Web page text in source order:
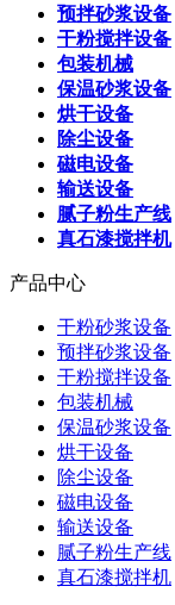
预拌砂浆设备
干粉搅拌设备
包装机械
保温砂浆设备
烘干设备
除尘设备
磁电设备
输送设备
腻子粉生产线
真石漆搅拌机
产品中心
干粉砂浆设备
预拌砂浆设备
干粉搅拌设备
包装机械
保温砂浆设备
烘干设备
除尘设备
磁电设备
输送设备
腻子粉生产线
真石漆搅拌机